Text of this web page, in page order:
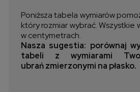
Poniższa tabela wymiarów
który rozmiar wybrać. Wszystkie
w centymetrach.
Nasza sugestia: porównaj
tabeli z wymiarami
ubrań zmierzonymi na płasko.